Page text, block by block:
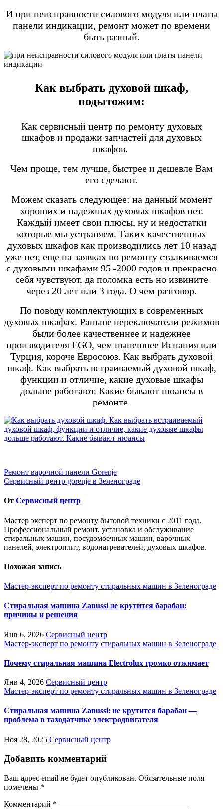
И при неисправности силового модуля или платы
панели индикации, ремонт может по времени
быть разный.
Как выбрать духовой шкаф,
подытожим:
Как сервисный центр по ремонту духовых
шкафов и продажи запчастей для духовых
шкафов.
Чем проще, тем лучше, быстрее и дешевле Вам
его сделают.
Можем сказать следующее: на данный момент
хороших и надежных духовых шкафов нет.
Каждый имеет свои плюсы, ну и недостатки
которые мы устраняем. Таких качественных
духовых шкафов как производились лет 10 назад
уже нет, еще на заявках по ремонту сталкиваемся
с духовыми шкафами 95 -2000 годов и прекрасно
себя чувствуют, да поломка есть но извините
через 20 лет или 3 года. О чем разговор.
По поводу комплектующих в современных
духовых шкафах. Раньше переключатели режимов
были более качественнее и надежнее
производителя EGO, чем нынешнее Испания или
Турция, короче Евросоюз. Как выбрать духовой
шкаф. Как выбрать встраиваемый духовой шкаф,
функции и отличие, какие духовые шкафы
дольше работают. Какие бывают нюансы в
ремонте.
Навигация
по
записям
Ремонт варочной панели Gorenje
Сервисный центр gorenje в Зеленограде
От Сервисный центр
Мастер эксперт по ремонту бытовой техники с 2011 года.
Профессиональный ремонт, установка и обслуживание
стиральных машин, посудомоечных машин, варочных
панелей, электроплит, водонагревателей, духовых шкафов.
Похожая запись
Мастер-эксперт по ремонту стиральных машин в Зеленограде
Стиральная машина Zanussi не крутится барабан:
причины и решения
Янв 6, 2026 Сервисный центр
Мастер-эксперт по ремонту стиральных машин в Зеленограде
Почему стиральная машина Electrolux громко отжимает
Янв 4, 2026 Сервисный центр
Мастер-эксперт по ремонту стиральных машин в Зеленограде
Стиральная машина Zanussi: не крутится барабан —
проблема в таходатчике электродвигателя
Ноя 28, 2025 Сервисный центр
Добавить комментарий
Ваш адрес email не будет опубликован. Обязательные поля
помечены *
Комментарий *